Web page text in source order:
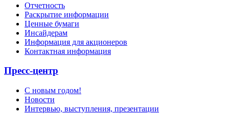
Отчетность
Раскрытие информации
Ценные бумаги
Инсайдерам
Информация для акционеров
Контактная информация
Пресс-центр
С новым годом!
Новости
Интервью, выступления, презентации